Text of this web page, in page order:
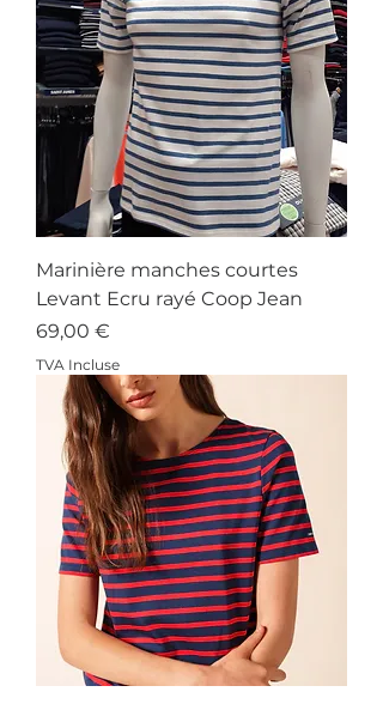
Marinière manches courtes
Levant Ecru rayé Coop Jean
Prix
69,00 €
TVA Incluse